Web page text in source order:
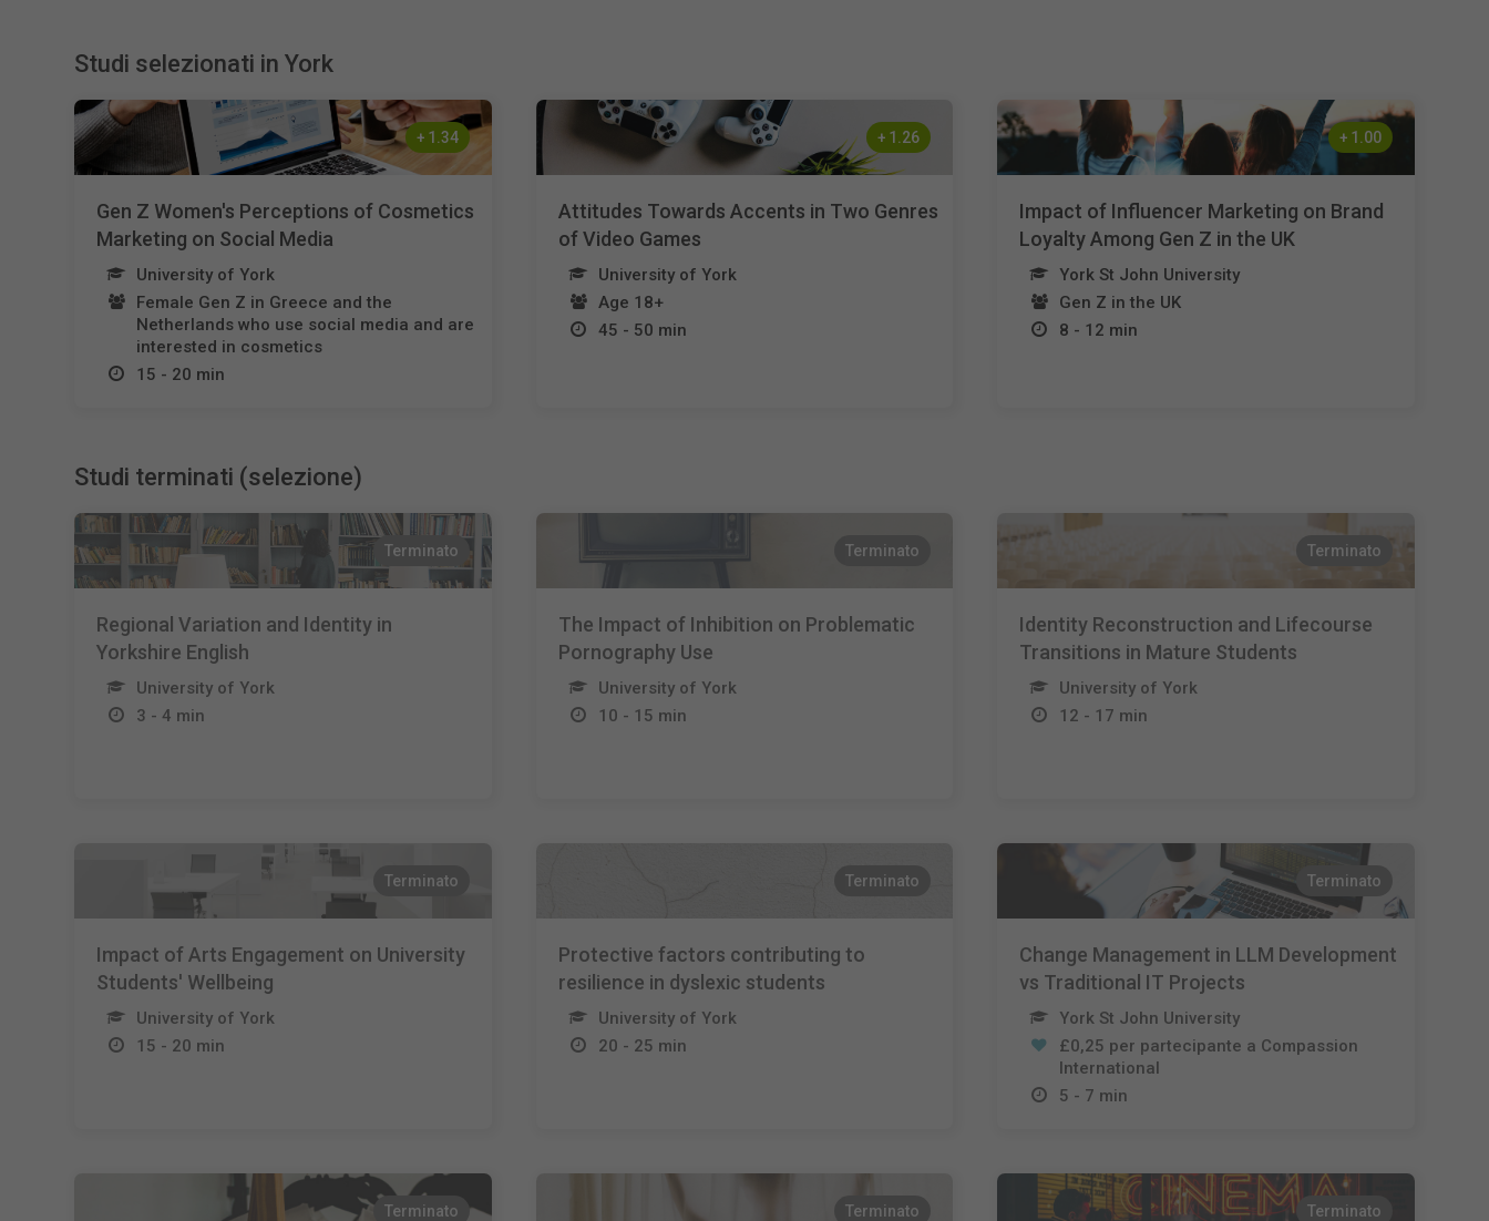
Studi selezionati in York
+ 1.34
Gen Z Women's Perceptions of Cosmetics
Marketing on Social Media
University of York
Female Gen Z in Greece and the
Netherlands who use social media and are
interested in cosmetics
15 - 20 min
+ 1.26
Attitudes Towards Accents in Two Genres
of Video Games
University of York
Age 18+
45 - 50 min
+ 1.00
Impact of Influencer Marketing on Brand
Loyalty Among Gen Z in the UK
York St John University
Gen Z in the UK
8 - 12 min
Studi terminati (selezione)
Terminato
Regional Variation and Identity in
Yorkshire English
University of York
3 - 4 min
Terminato
The Impact of Inhibition on Problematic
Pornography Use
University of York
10 - 15 min
Terminato
Identity Reconstruction and Lifecourse
Transitions in Mature Students
University of York
12 - 17 min
Terminato
Impact of Arts Engagement on University
Students' Wellbeing
University of York
15 - 20 min
Terminato
Protective factors contributing to
resilience in dyslexic students
University of York
20 - 25 min
Terminato
Change Management in LLM Development
vs Traditional IT Projects
York St John University
£0,25 per partecipante a Compassion
International
5 - 7 min
Terminato Terminato Terminato
Español
Français